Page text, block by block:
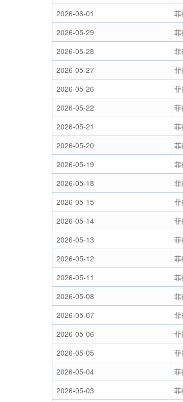
2026-06-01
2026-05-29
2026-05-28
2026-05-27
2026-05-26
2026-05-22
2026-05-21
2026-05-20
2026-05-19
2026-05-18
2026-05-15
2026-05-14
2026-05-13
2026-05-12
2026-05-11
2026-05-08
2026-05-07
2026-05-06
2026-05-05
2026-05-04
2026-05-03